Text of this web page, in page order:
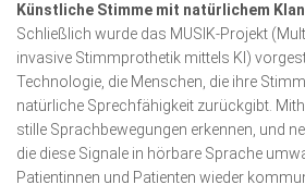
Künstliche Stimme mit natürlichem
Schließlich wurde das MUSIK-Projekt
invasive Stimmprothetik mittels KI)
Technologie, die Menschen, die ihre
natürliche Sprechfähigkeit zurückgibt.
stille Sprachbewegungen erkennen, und
die diese Signale in hörbare Sprache
Patientinnen und Patienten wieder